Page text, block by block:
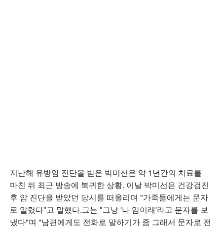
지난해 유방암 진단을 받은 박미선은 약 1년간의 치료를
마친 뒤 최근 방송에 복귀한 상황. 이날 박미선은 건강검진
후 암 진단을 받았던 당시를 떠올리며 "가족들에게는 문자
로 알렸다"고 말했다.그는 "그냥 '나 암이래'라고 문자를 보
냈다"며 "남편에게도 전화로 말하기가 좀 그래서 문자로 전